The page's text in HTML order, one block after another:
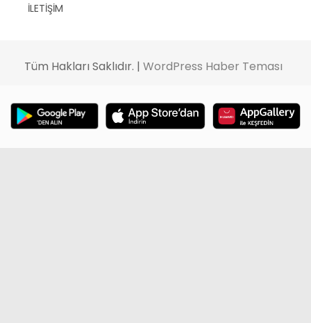
İLETİŞİM
Tüm Hakları Saklıdır. | WordPress Haber Teması